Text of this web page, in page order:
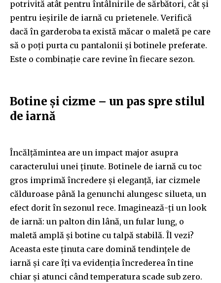
potrivită atât pentru întâlnirile de sărbători, cât și
pentru ieșirile de iarnă cu prietenele. Verifică
dacă în garderoba ta există măcar o maletă pe care
să o poți purta cu pantalonii și botinele preferate.
Este o combinație care revine în fiecare sezon.
Botine și cizme – un pas spre stilul
de iarnă
Încălțămintea are un impact major asupra
caracterului unei ținute. Botinele de iarnă cu toc
gros imprimă încredere și eleganță, iar cizmele
călduroase până la genunchi alungesc silueta, un
efect dorit în sezonul rece. Imaginează-ți un look
de iarnă: un palton din lână, un fular lung, o
maletă amplă și botine cu talpă stabilă. Îl vezi?
Aceasta este ținuta care domină tendințele de
iarnă și care îți va evidenția încrederea în tine
chiar și atunci când temperatura scade sub zero.